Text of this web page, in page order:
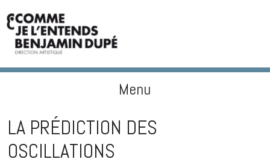
Menu
LA PRÉDICTION DES
OSCILLATIONS